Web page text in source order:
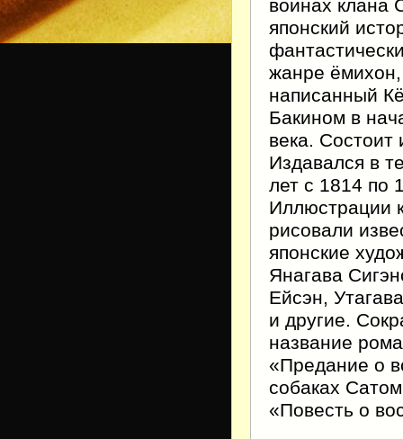
воинах клана
японский
жанре ёмихон,
написанный
Бакином в
века. Состоит
Издавался в
лет с 1814 по
Иллюстрации
рисовали
японские
Янагава
Ейсэн,
и другие.
название
«Предание о
собаках
«Повесть о